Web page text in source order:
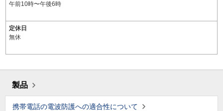
午前10時〜午後6時
定休日
無休
製品
携帯電話の電波防護への適合性について